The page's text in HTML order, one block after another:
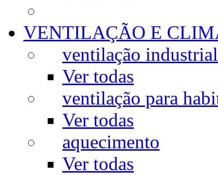
VENTILAÇÃO E
ventilação industrial
Ver todas
ventilação para
Ver todas
aquecimento
Ver todas